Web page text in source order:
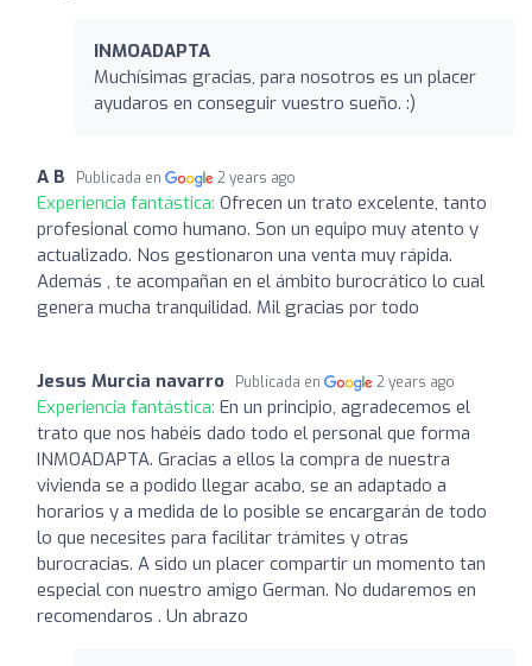
INMOADAPTA
Muchísimas gracias, para nosotros es un placer
ayudaros en conseguir vuestro sueño. :)
A B Publicada en 2 years ago
Experiencia fantástica: Ofrecen un trato excelente, tanto
profesional como humano. Son un equipo muy atento y
actualizado. Nos gestionaron una venta muy rápida.
Además , te acompañan en el ámbito burocrático lo cual
genera mucha tranquilidad. Mil gracias por todo
Jesus Murcia navarro Publicada en 2 years ago
Experiencia fantástica: En un principio, agradecemos el
trato que nos habéis dado todo el personal que forma
INMOADAPTA. Gracias a ellos la compra de nuestra
vivienda se a podido llegar acabo, se an adaptado a
horarios y a medida de lo posible se encargarán de todo
lo que necesites para facilitar trámites y otras
burocracias. A sido un placer compartir un momento tan
especial con nuestro amigo German. No dudaremos en
recomendaros . Un abrazo